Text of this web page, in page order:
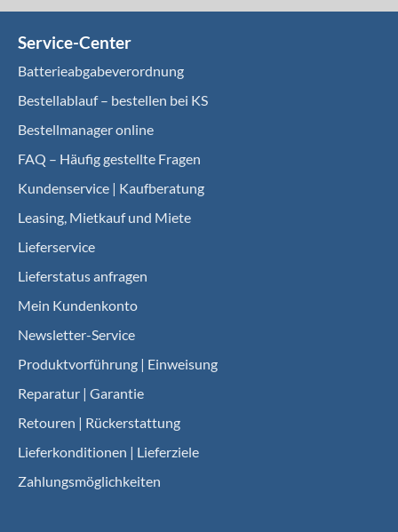
Service-Center
Batterieabgabeverordnung
Bestellablauf – bestellen bei KS
Bestellmanager online
FAQ – Häufig gestellte Fragen
Kundenservice | Kaufberatung
Leasing, Mietkauf und Miete
Lieferservice
Lieferstatus anfragen
Mein Kundenkonto
Newsletter-Service
Produktvorführung | Einweisung
Reparatur | Garantie
Retouren | Rückerstattung
Lieferkonditionen | Lieferziele
Zahlungsmöglichkeiten